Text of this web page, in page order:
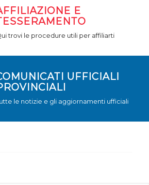
E
trovi le procedure utili per affiliarti
UFFICIALI
le notizie e gli aggiornamenti ufficiali